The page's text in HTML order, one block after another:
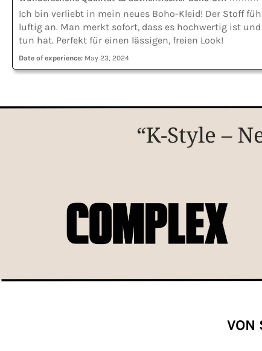
Ich bin verliebt in mein neues Boho-Kleid! Der Stoff
luftig an. Man merkt sofort, dass es hochwertig ist
tun hat. Perfekt für einen lässigen, freien Look!
Date of experience: May 23, 2024
VON